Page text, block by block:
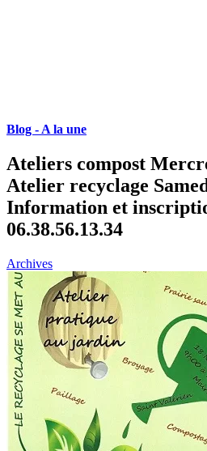
Blog - A la une
Ateliers compost
Atelier recyclage
Information et
06.38.56.13.34
Archives